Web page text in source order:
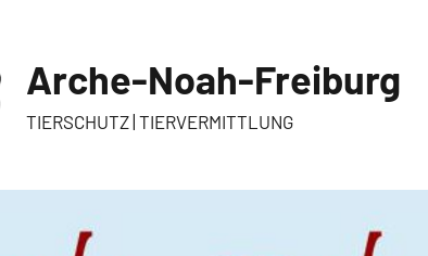
Arche-Noah-Freiburg
TIERSCHUTZ | TIERVERMITTLUNG